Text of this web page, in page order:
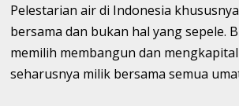
Pelestarian air di Indonesia
bersama dan bukan hal yang sepele.
memilih membangun dan
seharusnya milik bersama semua